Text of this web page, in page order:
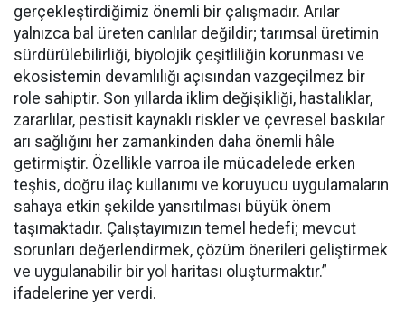
gerçekleştirdiğimiz önemli bir çalışmadır. Arılar
yalnızca bal üreten canlılar değildir; tarımsal üretimin
sürdürülebilirliği, biyolojik çeşitliliğin korunması ve
ekosistemin devamlılığı açısından vazgeçilmez bir
role sahiptir. Son yıllarda iklim değişikliği, hastalıklar,
zararlılar, pestisit kaynaklı riskler ve çevresel baskılar
arı sağlığını her zamankinden daha önemli hâle
getirmiştir. Özellikle varroa ile mücadelede erken
teşhis, doğru ilaç kullanımı ve koruyucu uygulamaların
sahaya etkin şekilde yansıtılması büyük önem
taşımaktadır. Çalıştayımızın temel hedefi; mevcut
sorunları değerlendirmek, çözüm önerileri geliştirmek
ve uygulanabilir bir yol haritası oluşturmaktır.”
ifadelerine yer verdi.